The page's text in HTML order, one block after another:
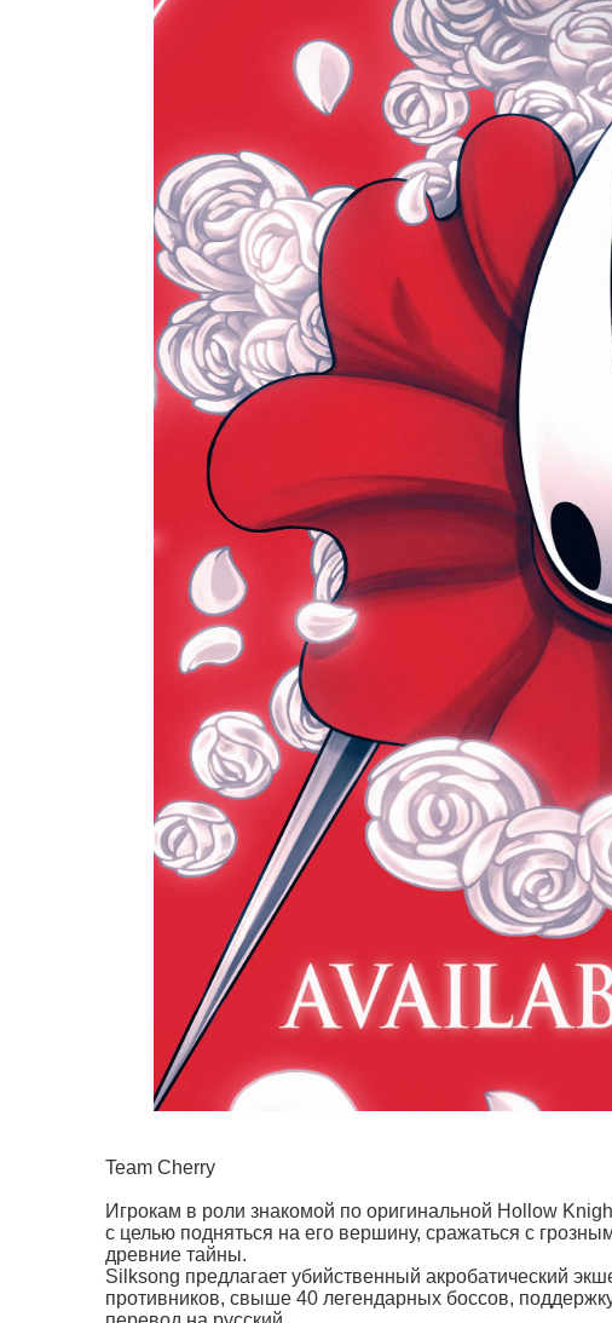
Team Cherry
Игрокам в роли знакомой по оригинальной Hollow
с целью подняться на его вершину, сражаться с
древние тайны.
Silksong предлагает убийственный акробатический
противников, свыше 40 легендарных боссов,